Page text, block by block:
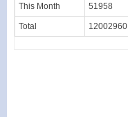
This Month 51958
Total 12002960